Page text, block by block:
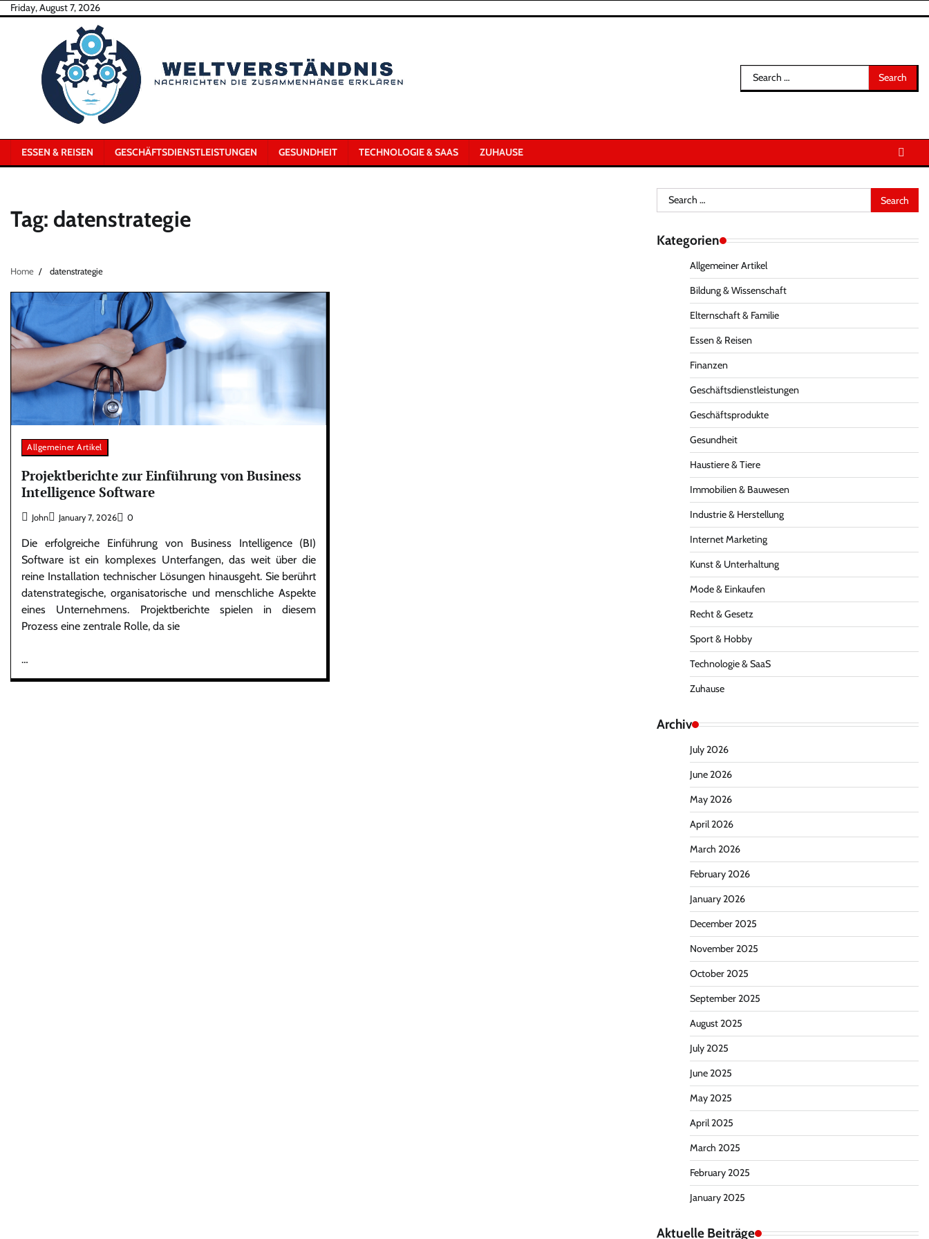
SkipFriday, August 7, 2026
Search
for:
ESSEN & REISEN GESCHÄFTSDIENSTLEISTUNGEN GESUNDHEIT TECHNOLOGIE & SAAS ZUHAUSE
Tag: datenstrategie
Home datenstrategie
Allgemeiner Artikel
Projektberichte zur Einführung von Business
Intelligence Software
John January 7, 2026 0
Die erfolgreiche Einführung von Business Intelligence (BI)
Software ist ein komplexes Unterfangen, das weit über die
reine Installation technischer Lösungen hinausgeht. Sie berührt
datenstrategische, organisatorische und menschliche Aspekte
eines Unternehmens. Projektberichte spielen in diesem
Prozess eine zentrale Rolle, da sie
…
Search
for:
Kategorien
Allgemeiner Artikel
Bildung & Wissenschaft
Elternschaft & Familie
Essen & Reisen
Finanzen
Geschäftsdienstleistungen
Geschäftsprodukte
Gesundheit
Haustiere & Tiere
Immobilien & Bauwesen
Industrie & Herstellung
Internet Marketing
Kunst & Unterhaltung
Mode & Einkaufen
Recht & Gesetz
Sport & Hobby
Technologie & SaaS
Zuhause
Archiv
July 2026
June 2026
May 2026
April 2026
March 2026
February 2026
January 2026
December 2025
November 2025
October 2025
September 2025
August 2025
July 2025
June 2025
May 2025
April 2025
March 2025
February 2025
January 2025
Aktuelle Beiträge